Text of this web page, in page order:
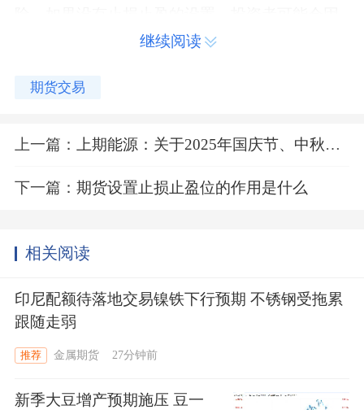
为价格波动过大而导致亏损或错失获利机会。
性，避免因为情绪波动而做出错误的决策。在期
为情绪波动而做出错误的决策。而止损止盈的设
而做出错误的决策。
方法，它可以帮助投资者规避风险，控制亏损和
是，投资者在进行期货交易时，应该根据自己的
风险承受能力和市场情况来设置止损止盈，以保
继续阅读
期货交易
上一篇： 上期能源：关于2025年国庆节、中秋节期间有关工作安排的通知
下一篇： 期货设置止损止盈位的作用是什么
相关阅读
印尼配额待落地交易镍铁下行预期 不锈钢受拖累
跟随走弱
推荐 金属期货 27分钟前
新季大豆增产预期施压 豆一